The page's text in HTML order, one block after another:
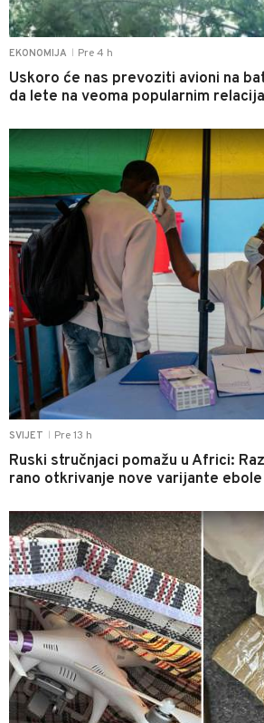
EKONOMIJA Pre 4 h
Uskoro će nas prevoziti avioni na
da lete na veoma popularnim
SVIJET Pre 13 h
Ruski stručnjaci pomažu u Africi:
rano otkrivanje nove varijante ebole